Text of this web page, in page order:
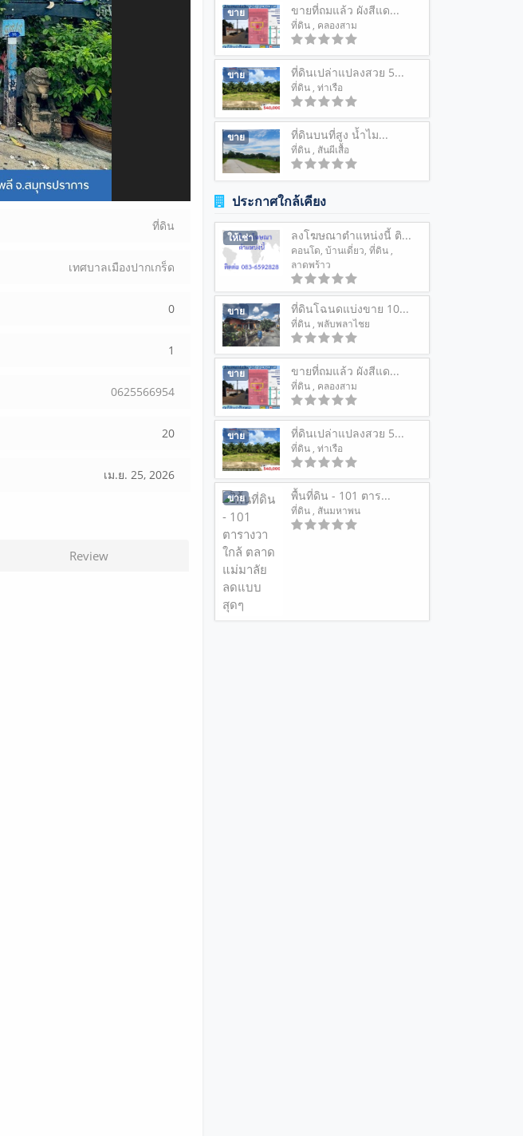
ที่ดิน
เทศบาลเมืองปากเกร็ด
0
1
0625566954
20
เม.ย. 25, 2026
Review
ขาย ขายที่ถมแล้ว ผังสีแด...
ที่ดิน , คลองสาม
ขาย ที่ดินเปล่าแปลงสวย 5...
ที่ดิน , ท่าเรือ
ขาย ที่ดินบนที่สูง น้ำไม...
ที่ดิน, สันผีเสื้อ
ประกาศใกล้เคียง
ให้เช่า ลงโฆษณาตำแหน่งนี้ ติ...
คอนโด, บ้านเดี่ยว, ที่ดิน ,
ลาดพร้าว
ขาย ที่ดินโฉนดแบ่งขาย 10...
ที่ดิน , พลับพลาไชย
ขาย ขายที่ถมแล้ว ผังสีแด...
ที่ดิน , คลองสาม
ขาย ที่ดินเปล่าแปลงสวย 5...
ที่ดิน , ท่าเรือ
ขาย พื้นที่ดิน - 101 ตาร...
ที่ดิน, สันมหาพน